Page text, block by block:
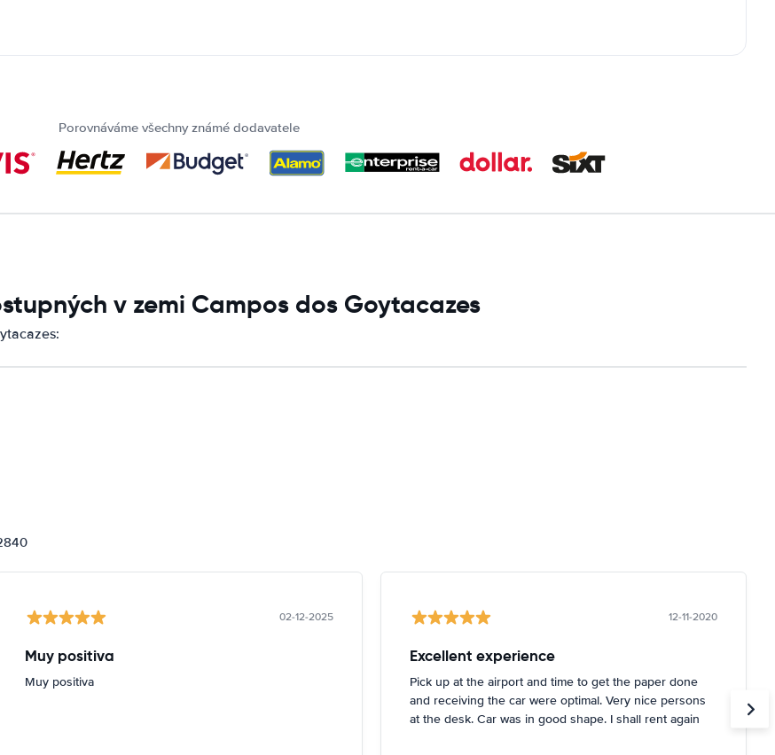
Porovnáváme všechny známé dodavatele
v zemi Campos dos Goytacazes
02-12-2025
Muy positiva
Muy positiva
12-11-2020
Excellent experience
Pick up at the airport and time to get the paper done
and receiving the car were optimal. Very nice persons
at the desk. Car was in good shape. I shall rent again